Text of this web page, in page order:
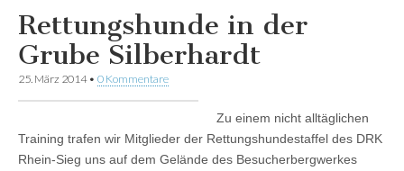
Rettungshunde in der
Grube Silberhardt
25. März 2014• 0 Kommentare
Zu einem nicht alltäglichen
Training trafen wir Mitglieder der Rettungshundestaffel des DRK
Rhein-Sieg uns auf dem Gelände des Besucherbergwerkes